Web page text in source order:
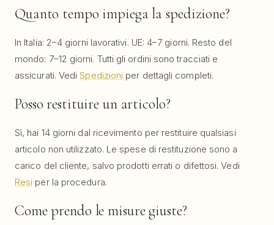
Quanto tempo impiega la spedizione?
In Italia: 2–4 giorni lavorativi. UE: 4–7 giorni. Resto del
mondo: 7–12 giorni. Tutti gli ordini sono tracciati e
assicurati. VediSpedizioni per dettagli completi.
Posso restituire un articolo?
Sì, hai 14 giorni dal ricevimento per restituire qualsiasi
articolo non utilizzato. Le spese di restituzione sono a
carico del cliente, salvo prodotti errati o difettosi. Vedi
Resi per la procedura.
Come prendo le misure giuste?